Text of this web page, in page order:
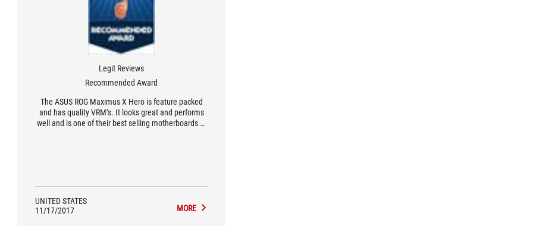
Legit Reviews
Recommended Award
The ASUS ROG Maximus X Hero is feature packed
and has quality VRM’s. It looks great and performs
well and is one of their best selling motherboards of
UNITED STATES
11/17/2017
MORE